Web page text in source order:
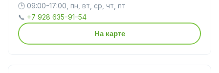
🕒 09:00-17:00, пн, вт, ср, чт, пт
📞 +7 928 635-91-54
На карте